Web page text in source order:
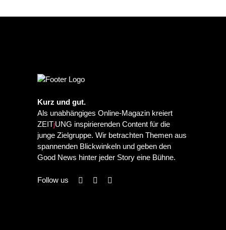
Kurz und gut.
Als unabhängiges Online-Magazin kreiert
ZEITjUNG inspirierenden Content für die
junge Zielgruppe. Wir betrachten Themen aus
spannenden Blickwinkeln und geben den
Good News hinter jeder Story eine Bühne.
Follow us